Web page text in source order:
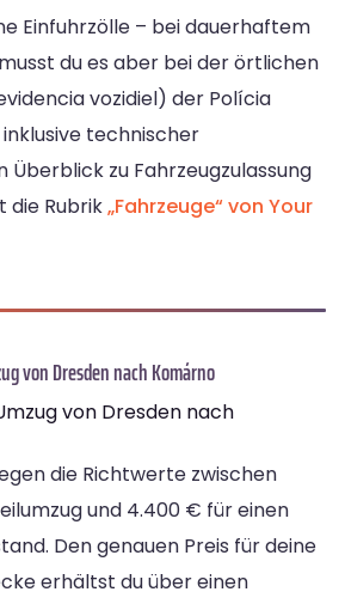
Einfuhrzölle – bei dauerhaftem
du es aber bei der örtlichen
vozidiel) der Polícia
technischer
Überblick zu Fahrzeugzulassung
die Rubrik„Fahrzeuge“ von Your
von Dresden nach Komárno
von Dresden nach
die Richtwerte zwischen
und 4.400 € für einen
Den genauen Preis für deine
erhältst du über einen